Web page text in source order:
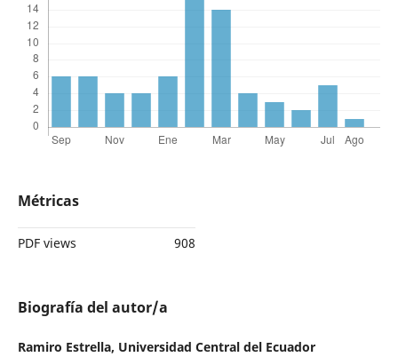
Métricas
PDF views 908
Biografía del autor/a
Ramiro Estrella, Universidad Central del Ecuador